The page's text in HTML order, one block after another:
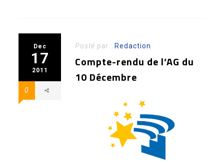
Dec
17
2011
0
Posté par : Redaction
Compte-rendu de l’AG du
10 Décembre